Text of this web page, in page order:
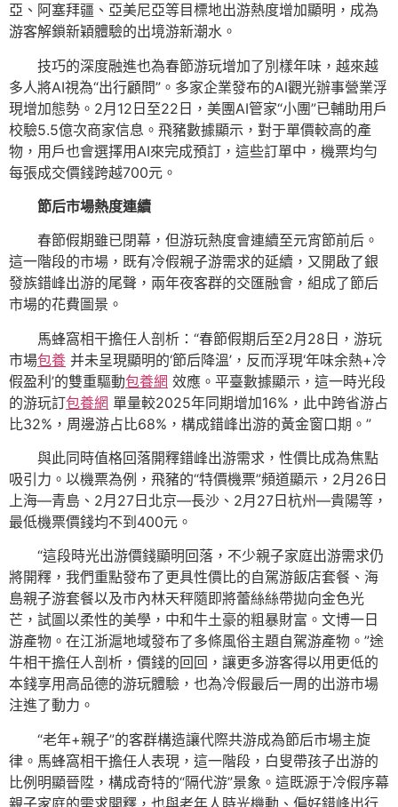
亞、阿塞拜疆、亞美尼亞等目標地出游熱度增加顯明，成為
游客解鎖新穎體驗的出境游新潮水。
技巧的深度融進也為春節游玩增加了別樣年味，越來越
多人將AI視為“出行顧問”。多家企業發布的AI觀光辦事營業浮
現增加態勢。2月12日至22日，美團AI管家“小團”已輔助用戶
校驗5.5億次商家信息。飛豬數據顯示，對于單價較高的產
物，用戶也會選擇用AI來完成預訂，這些訂單中，機票均勻
每張成交價錢跨越700元。
節后市場熱度連續
春節假期雖已閉幕，但游玩熱度會連續至元宵節前后。
這一階段的市場，既有冷假親子游需求的延續，又開啟了銀
發族錯峰出游的尾聲，兩年夜客群的交匯融會，組成了節后
市場的花費圖景。
馬蜂窩相干擔任人剖析：“春節假期后至2月28日，游玩
市場包養 并未呈現顯明的‘節后降溫’，反而浮現‘年味余熱+冷
假盈利’的雙重驅動包養網 效應。平臺數據顯示，這一時光段
的游玩訂包養網 單量較2025年同期增加16%，此中跨省游占
比32%，周邊游占比68%，構成錯峰出游的黃金窗口期。”
與此同時值格回落開釋錯峰出游需求，性價比成為焦點
吸引力。以機票為例，飛豬的“特價機票”頻道顯示，2月26日
上海—青島、2月27日北京—長沙、2月27日杭州—貴陽等，
最低機票價錢均不到400元。
“這段時光出游價錢顯明回落，不少親子家庭出游需求仍
將開釋，我們重點發布了更具性價比的自駕游飯店套餐、海
島親子游套餐以及市內林天秤隨即將蕾絲絲帶拋向金色光
芒，試圖以柔性的美學，中和牛土豪的粗暴財富。文博一日
游產物。在江浙滬地域發布了多條風俗主題自駕游產物。”途
牛相干擔任人剖析，價錢的回回，讓更多游客得以用更低的
本錢享用高品德的游玩體驗，也為冷假最后一周的出游市場
注進了動力。
“老年+親子”的客群構造讓代際共游成為節后市場主旋
律。馬蜂窩相干擔任人表現，這一階段，白叟帶孩子出游的
比例明顯晉陞，構成奇特的“隔代游”景象。這既源于冷假序幕
親子家庭的需求開釋，也與老年人時光機動、偏好錯峰出行